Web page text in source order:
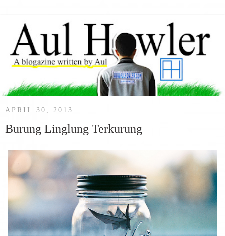
APRIL 30, 2013
Burung Linglung Terkurung